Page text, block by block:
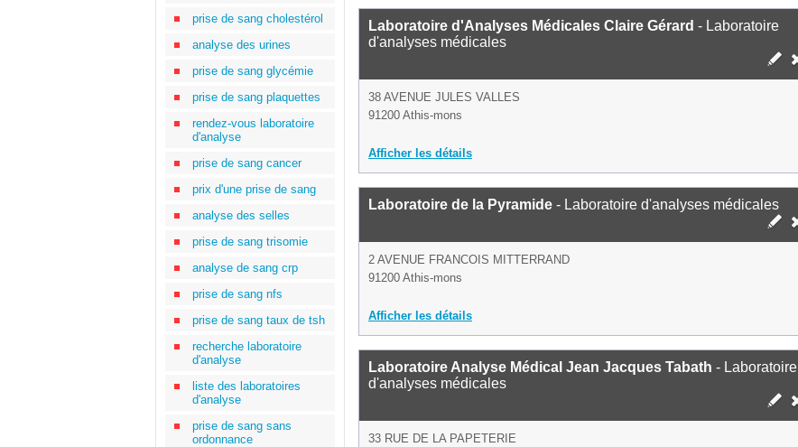
prise de sang cholestérol
analyse des urines
prise de sang glycémie
prise de sang plaquettes
rendez-vous laboratoire
d'analyse
prise de sang cancer
prix d'une prise de sang
analyse des selles
prise de sang trisomie
analyse de sang crp
prise de sang nfs
prise de sang taux de tsh
recherche laboratoire
d'analyse
liste des laboratoires
d'analyse
prise de sang sans
ordonnance
Laboratoire d'Analyses Médicales Claire Gérard - Laboratoire
d'analyses médicales
38 AVENUE JULES VALLES
91200 Athis-mons
Afficher les détails
Laboratoire de la Pyramide - Laboratoire d'analyses médicales
2 AVENUE FRANCOIS MITTERRAND
91200 Athis-mons
Afficher les détails
Laboratoire Analyse Médical Jean Jacques Tabath - Laboratoire
d'analyses médicales
33 RUE DE LA PAPETERIE